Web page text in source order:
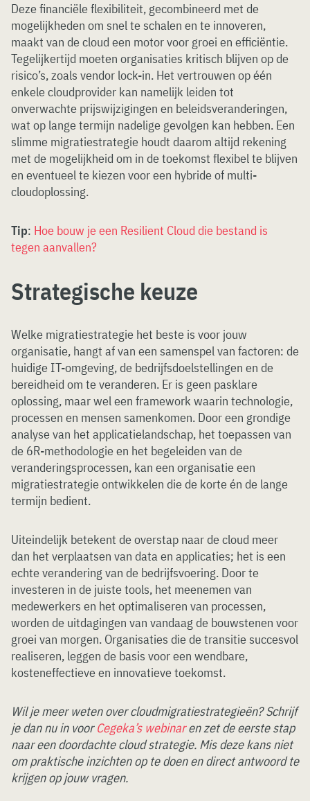
Deze financiële flexibiliteit, gecombineerd met de
mogelijkheden om snel te schalen en te innoveren,
maakt van de cloud een motor voor groei en efficiëntie.
Tegelijkertijd moeten organisaties kritisch blijven op de
risico’s, zoals vendor lock-in. Het vertrouwen op één
enkele cloudprovider kan namelijk leiden tot
onverwachte prijswijzigingen en beleidsveranderingen,
wat op lange termijn nadelige gevolgen kan hebben. Een
slimme migratiestrategie houdt daarom altijd rekening
met de mogelijkheid om in de toekomst flexibel te blijven
en eventueel te kiezen voor een hybride of multi-
cloudoplossing.
Tip: Hoe bouw je een Resilient Cloud die bestand is
tegen aanvallen?
Strategische keuze
Welke migratiestrategie het beste is voor jouw
organisatie, hangt af van een samenspel van factoren: de
huidige IT-omgeving, de bedrijfsdoelstellingen en de
bereidheid om te veranderen. Er is geen pasklare
oplossing, maar wel een framework waarin technologie,
processen en mensen samenkomen. Door een grondige
analyse van het applicatielandschap, het toepassen van
de 6R-methodologie en het begeleiden van de
veranderingsprocessen, kan een organisatie een
migratiestrategie ontwikkelen die de korte én de lange
termijn bedient.
Uiteindelijk betekent de overstap naar de cloud meer
dan het verplaatsen van data en applicaties; het is een
echte verandering van de bedrijfsvoering. Door te
investeren in de juiste tools, het meenemen van
medewerkers en het optimaliseren van processen,
worden de uitdagingen van vandaag de bouwstenen voor
groei van morgen. Organisaties die de transitie succesvol
realiseren, leggen de basis voor een wendbare,
kosteneffectieve en innovatieve toekomst.
Wil je meer weten over cloudmigratiestrategieën? Schrijf
je dan nu in voorCegeka’s webinaren zet de eerste stap
naar een doordachte cloud strategie. Mis deze kans niet
om praktische inzichten op te doen en direct antwoord te
krijgen op jouw vragen.